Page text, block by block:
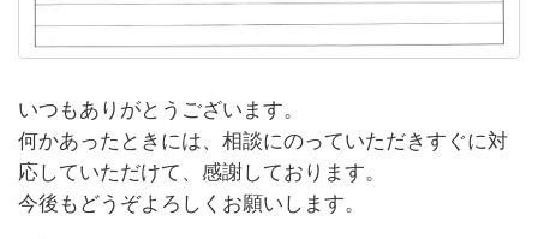
いつもありがとうございます。
何かあったときには、相談にのっていただきすぐに対
応していただけて、感謝しております。
今後もどうぞよろしくお願いします。